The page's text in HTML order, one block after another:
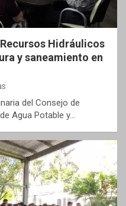
Hidráulicos
y saneamiento en
del Consejo de
Agua Potable y…